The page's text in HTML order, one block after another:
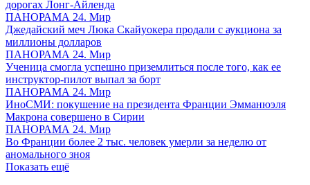
дорогах Лонг-Айленда
ПАНОРАМА 24. Мир
Джедайский меч Люка Скайуокера продали с аукциона за
миллионы долларов
ПАНОРАМА 24. Мир
Ученица смогла успешно приземлиться после того, как ее
инструктор-пилот выпал за борт
ПАНОРАМА 24. Мир
ИноСМИ: покушение на президента Франции Эмманюэля
Макрона совершено в Сирии
ПАНОРАМА 24. Мир
Во Франции более 2 тыс. человек умерли за неделю от
аномального зноя
Показать ещё